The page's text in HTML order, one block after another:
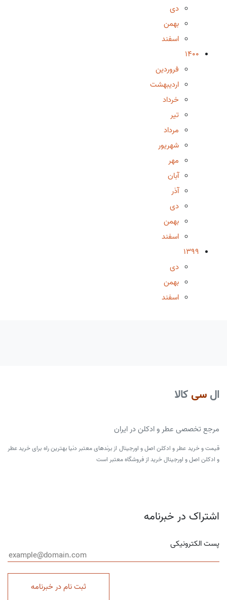
دی
بهمن
اسفند
1400
فروردین
اردیبهشت
خرداد
تیر
مرداد
شهریور
مهر
آبان
آذر
دی
بهمن
اسفند
1399
دی
بهمن
اسفند
ال سی کالا
مرجع تخصصی عطر و ادکلن در ایران
قیمت و خرید عطر و ادکلن اصل و اورجینال از برندهای معتبر دنیا بهترین راه برای خرید عطر
و ادکلن اصل و اورجینال خرید از فروشگاه معتبر است
اشتراک در خبرنامه
پست الکترونیکی
ثبت نام در خبرنامه